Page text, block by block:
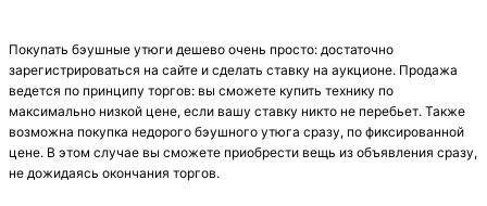
Покупать бэушные утюги дешево очень просто: достаточно
зарегистрироваться на сайте и сделать ставку на аукционе. Продажа
ведется по принципу торгов: вы сможете купить технику по
максимально низкой цене, если вашу ставку никто не перебьет. Также
возможна покупка недорого бэушного утюга сразу, по фиксированной
цене. В этом случае вы сможете приобрести вещь из объявления сразу,
не дожидаясь окончания торгов.